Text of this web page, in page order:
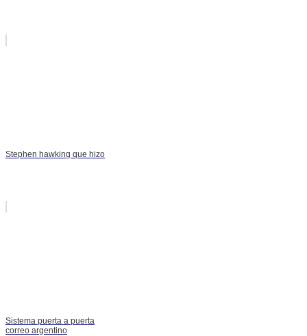
Stephen hawking que hizo
Sistema puerta a puerta
correo argentino